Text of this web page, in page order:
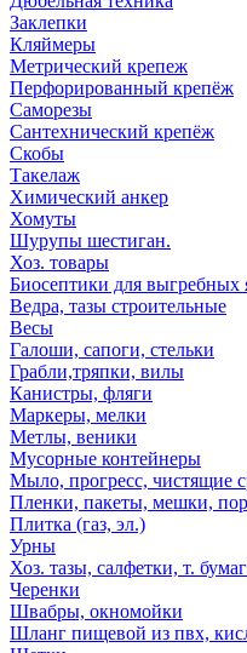
Заклепки
Кляймеры
Метрический крепеж
Перфорированный крепёж
Саморезы
Сантехнический крепёж
Скобы
Такелаж
Химический анкер
Хомуты
Шурупы шестиган.
Хоз. товары
Биосептики для выгребных
Ведра, тазы строительные
Весы
Галоши, сапоги, стельки
Грабли,тряпки, вилы
Канистры, фляги
Маркеры, мелки
Метлы, веники
Мусорные контейнеры
Мыло, прогресс, чистящие
Пленки, пакеты, мешки,
Плитка (газ, эл.)
Урны
Хоз. тазы, салфетки, т.
Черенки
Швабры, окномойки
Шланг пищевой из пвх,